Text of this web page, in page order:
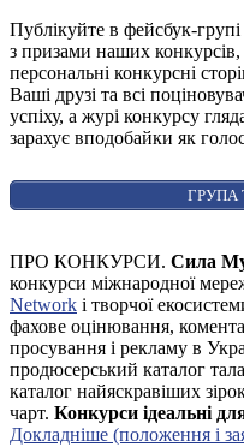
Публікуйте в фейсбук-
з призами наших
персональні конкурсні
Ваші друзі та всі
успіху, а журі конкурсу
зарахує вподобайки як
ГРУПА
ПРО КОНКУРСИ. Сила
конкурси міжнародної
Network і творчої
фахове оцінювання,
просування і рекламу в
продюсерський каталог
каталог найяскравіших
чарт. Конкурси ідеальні
Докладніше (положення і